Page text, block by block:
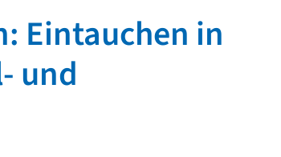
Eintauchen in
und